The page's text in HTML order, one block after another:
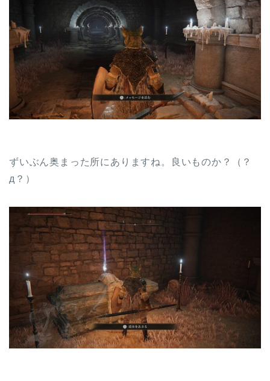
ずいぶん奥まった所にありますね。良いものか？（？
д？）